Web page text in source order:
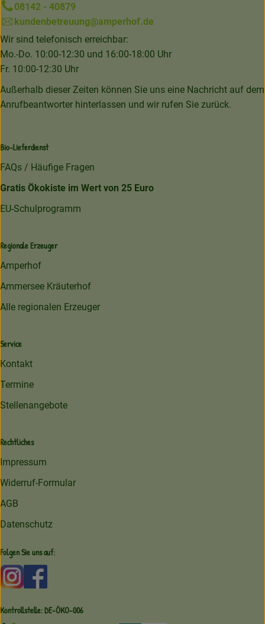
08142 - 40879
kundenbetreuung@amperhof.de
Wir sind telefonisch erreichbar:
Mo.-Do. 10:00-12:30 und 16:00-18:00 Uhr
Fr. 10:00-12:30 Uhr
Außerhalb dieser Zeiten können Sie uns eine Nachricht auf dem
Anrufbeantworter hinterlassen und wir rufen Sie zurück.
Bio-Lieferdienst
FAQs / Häufige Fragen
Gratis Ökokiste im Wert von 25 Euro
EU-Schulprogramm
Regionale Erzeuger
Amperhof
Ammersee Kräuterhof
Alle regionalen Erzeuger
Service
Kontakt
Termine
Stellenangebote
Rechtliches
Impressum
Widerruf-Formular
AGB
Datenschutz
Folgen Sie uns auf:
Externer Link zu https://www.instagram.com/
Kontrollstelle: DE-ÖKO-006